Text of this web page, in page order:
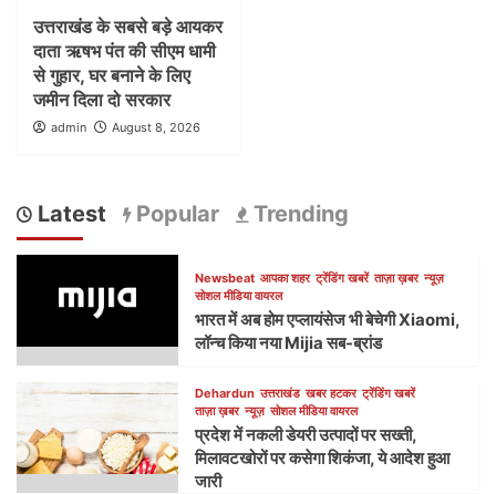
उत्तराखंड के सबसे बड़े आयकर
दाता ऋषभ पंत की सीएम धामी
से गुहार, घर बनाने के लिए
जमीन दिला दो सरकार
admin August 8, 2026
Latest Popular Trending
Newsbeat आपका शहर ट्रेंडिंग खबरें ताज़ा ख़बर न्यूज़
सोशल मीडिया वायरल
भारत में अब होम एप्लायंसेज भी बेचेगी Xiaomi,
लॉन्च किया नया Mijia सब-ब्रांड
Dehardun उत्तराखंड खबर हटकर ट्रेंडिंग खबरें
ताज़ा ख़बर न्यूज़ सोशल मीडिया वायरल
प्रदेश में नकली डेयरी उत्पादों पर सख्ती,
मिलावटखोरों पर कसेगा शिकंजा, ये आदेश हुआ
जारी